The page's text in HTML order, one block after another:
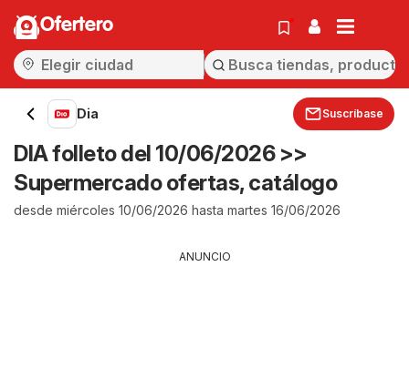
Ofertero
Dia Suscríbase
DIA folleto del 10/06/2026 >>
Supermercado ofertas, catálogo
desde miércoles 10/06/2026 hasta martes 16/06/2026
ANUNCIO